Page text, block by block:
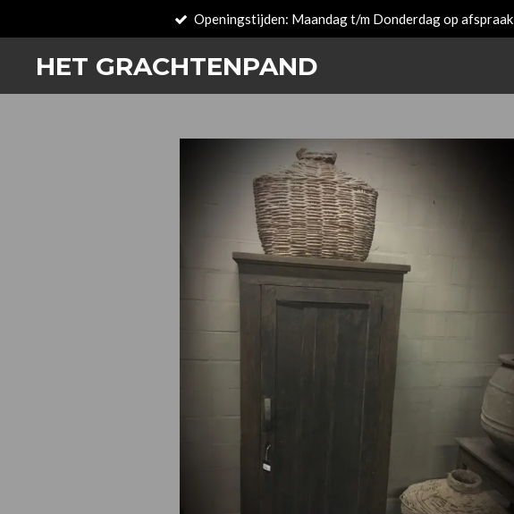
springen
Openingstijden: Maandag t/m Donderdag op afspraak
HET GRACHTENPAND